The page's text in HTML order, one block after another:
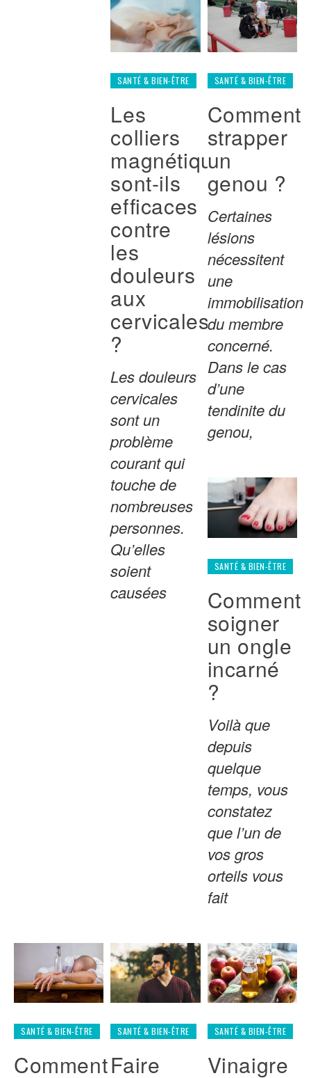
SANTÉ & BIEN-ÊTRE
Les
colliers
magnétiques
sont-ils
efficaces
contre
les
douleurs
aux
cervicales
?
Les douleurs
cervicales
sont un
problème
courant qui
touche de
nombreuses
personnes.
Qu’elles
soient
causées
SANTÉ & BIEN-ÊTRE
Comment
strapper
un
genou ?
Certaines
lésions
nécessitent
une
immobilisation
du membre
concerné.
Dans le cas
d’une
tendinite du
genou,
SANTÉ & BIEN-ÊTRE
Comment
soigner
un ongle
incarné
?
Voilà que
depuis
quelque
temps, vous
constatez
que l’un de
vos gros
orteils vous
fait
SANTÉ & BIEN-ÊTRE
Comment
SANTÉ & BIEN-ÊTRE
Faire
SANTÉ & BIEN-ÊTRE
Vinaigre